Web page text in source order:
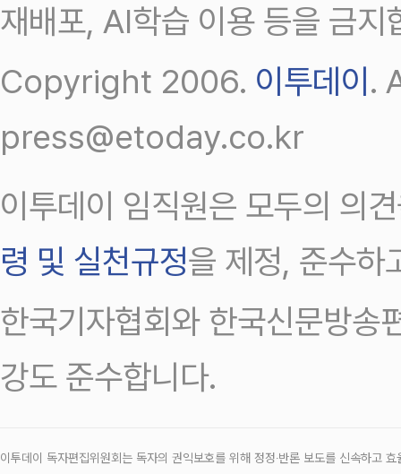
재배포, AI학습 이용 등을 금지
Copyright 2006. 이투데이.
press@etoday.co.kr
이투데이 임직원은 모두의 의
령 및 실천규정을 제정, 준수하
한국기자협회와 한국신문방송
강도 준수합니다.
이투데이 독자편집위원회는 독자의 권익보호를 위해 정정‧반론 보도를 신속하고